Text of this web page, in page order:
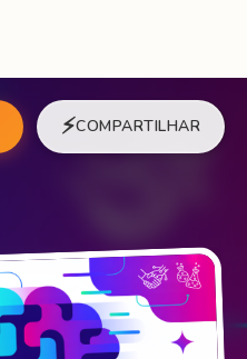
⚡COMPARTILHAR